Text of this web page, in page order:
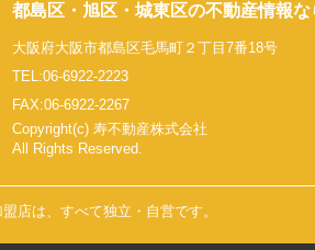
都島区・旭区・城東区の不動産情報
大阪府大阪市都島区毛馬町２丁目7番18号
TEL:06-6922-2223
FAX:06-6922-2267
Copyright(c) 寿不動産株式会社
All Rights Reserved.
店は、すべて独立・自営です。